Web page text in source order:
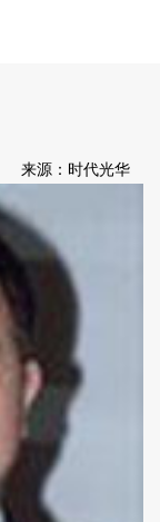
来源：时代光华